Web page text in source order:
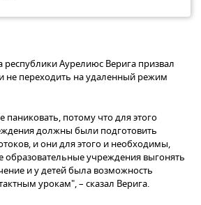
республики Аурелиюс Верига призвал
не переходить на удаленный режим
паниковать, потому что для этого
должны были подготовить
и они для этого и необходимы,
образовательные учреждения выгонять
и у детей была возможность
урокам", – сказал Верига.